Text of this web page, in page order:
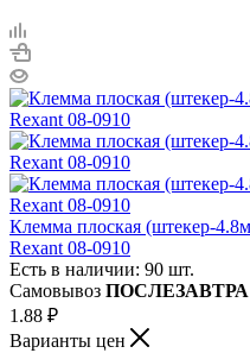
Клемма плоская (штекер-
Rexant 08-0910
Есть в наличии: 90 шт.
Самовывоз ПОСЛЕЗАВТРА
1.88 ₽
Варианты цен